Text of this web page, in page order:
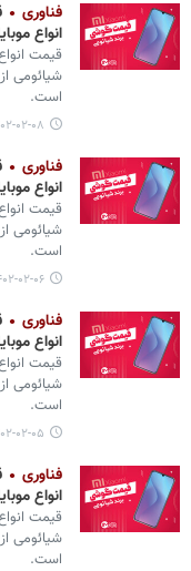
فناوری
انواع موبایل
قیمت
شیائومی
است.
۱۴۰۲-۰۲-۰۸
فناوری
انواع موبایل
قیمت
شیائومی
است.
۱۴۰۲-۰۲-۰۶
فناوری
انواع موبایل
قیمت
شیائومی
است.
۱۴۰۲-۰۲-۰۵
فناوری
انواع موبایل
قیمت
شیائومی
است.